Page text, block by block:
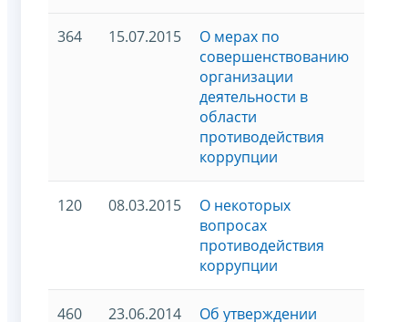
364 15.07.2015
О мерах по
совершенствованию
организации
деятельности в
области
противодействия
коррупции
120 08.03.2015
О некоторых
вопросах
противодействия
коррупции
460 23.06.2014 Об утверждении